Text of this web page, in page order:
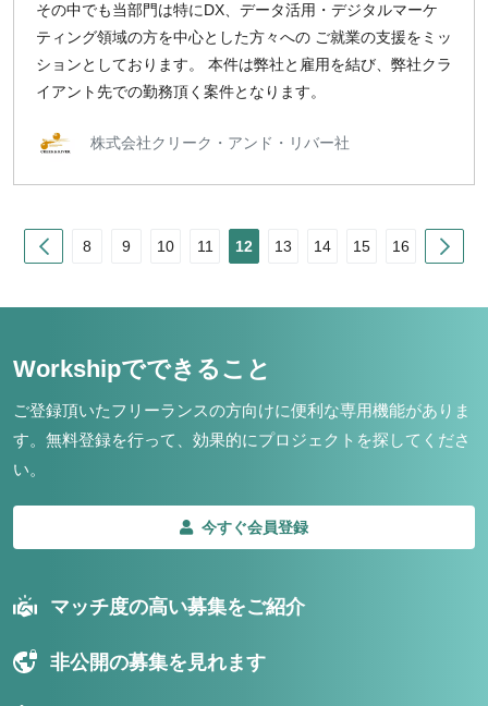
その中でも当部門は特にDX、データ活用・デジタルマーケ
ティング領域の方を中心とした方々への ご就業の支援をミッ
ションとしております。 本件は弊社と雇用を結び、弊社クラ
イアント先での勤務頂く案件となります。
株式会社クリーク・アンド・リバー社
Prev
8 9 10 11 12 13 14 15 16
Workshipでできること
ご登録頂いたフリーランスの方向けに便利な専用機能がありま
す。 無料登録を行って、効果的にプロジェクトを探してくださ
い。
今すぐ会員登録
マッチ度の高い募集をご紹介
非公開の募集を見れます